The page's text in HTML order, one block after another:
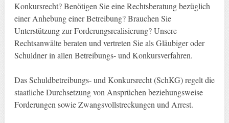
Konkursrecht? Benötigen Sie eine Rechtsberatung bezüglich
einer Anhebung einer Betreibung? Brauchen Sie
Unterstützung zur Forderungsrealisierung? Unsere
Rechtsanwälte beraten und vertreten Sie als Gläubiger oder
Schuldner in allen Betreibungs- und Konkursverfahren.
Das Schuldbetreibungs- und Konkursrecht (SchKG) regelt die
staatliche Durchsetzung von Ansprüchen beziehungsweise
Forderungen sowie Zwangsvollstreckungen und Arrest.